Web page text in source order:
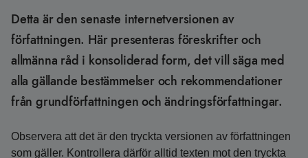
Detta är den senaste internetversionen av
författningen. Här presenteras föreskrifter och
allmänna råd i konsoliderad form, det vill säga med
alla gällande bestämmelser och rekommendationer
från grundförfattningen och ändringsförfattningar.
Observera att det är den tryckta versionen av författningen
som gäller. Kontrollera därför alltid texten mot den tryckta